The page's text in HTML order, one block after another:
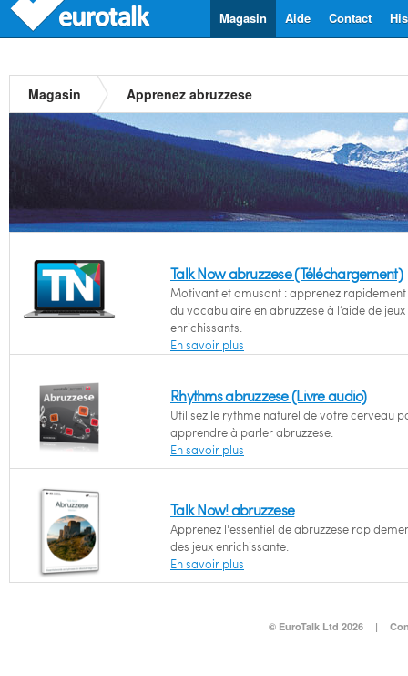
Contact
Aide
Magasin
Magasin Apprenez abruzzese
Talk Now abruzzese (Téléchargement)
Motivant et amusant : apprenez rapidement
du vocabulaire en abruzzese à l’aide de jeux
enrichissants.
En savoir plus
Rhythms abruzzese (Livre audio)
Utilisez le rythme naturel de votre cerveau
apprendre à parler abruzzese.
En savoir plus
Talk Now! abruzzese
Apprenez l'essentiel de abruzzese
des jeux enrichissante.
En savoir plus
© EuroTalk Ltd 2026 |